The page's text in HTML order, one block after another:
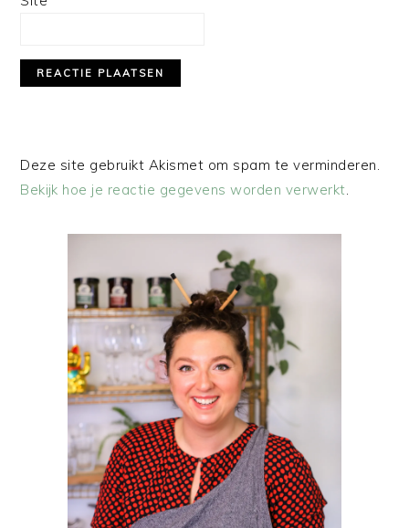
Deze site gebruikt Akismet om spam te verminderen.
Bekijk hoe je reactie gegevens worden verwerkt.